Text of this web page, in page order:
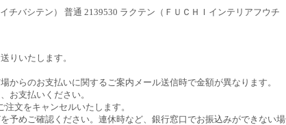
チバシテン） 普通 2139530 ラクテン（ＦＵＣＨＩインテリアフウチ
りいたします。
らのお支払いに関するご案内メール送信時で金額が異なります。
お支払いください。
文をキャンセルいたします。
予めご確認ください。連休時など、銀行窓口でお振込みができない